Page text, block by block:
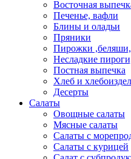
Восточная
Печенье, вафли
Блины и оладьи
Пряники
Пирожки
Несладкие
Постная выпечка
Хлеб и
Десерты
Салаты
Овощные салаты
Мясные салаты
Салаты с
Салаты с курицей